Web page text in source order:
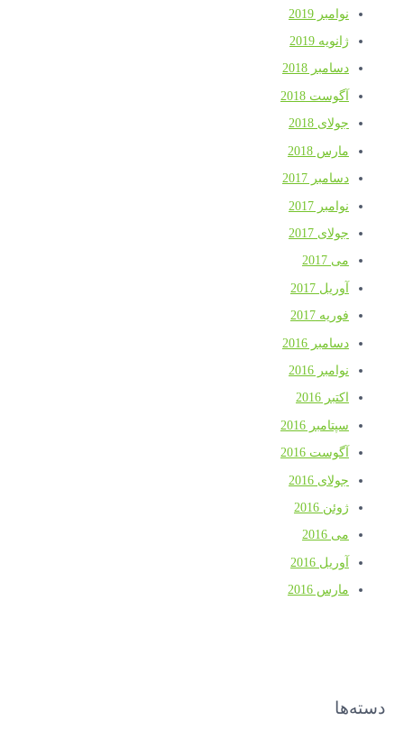
نوامبر 2019
ژانویه 2019
دسامبر 2018
آگوست 2018
جولای 2018
مارس 2018
دسامبر 2017
نوامبر 2017
جولای 2017
می 2017
آوریل 2017
فوریه 2017
دسامبر 2016
نوامبر 2016
اکتبر 2016
سپتامبر 2016
آگوست 2016
جولای 2016
ژوئن 2016
می 2016
آوریل 2016
مارس 2016
دسته‌ها